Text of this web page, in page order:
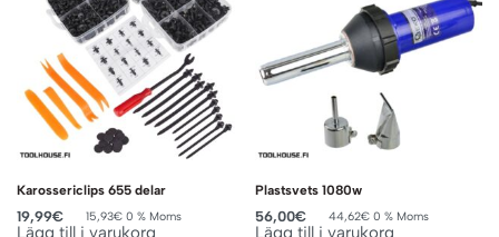
Karossericlips 655 delar
19,99€ 15,93€ 0 % Moms
Lägg till i varukorg
Plastsvets 1080w
56,00€ 44,62€ 0 % Moms
Lägg till i varukorg